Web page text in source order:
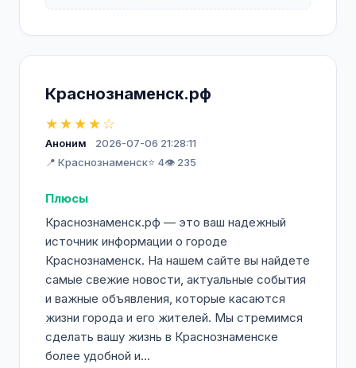
Краснознаменск.рф
★★★★☆
Аноним
2026-07-06 21:28:11
📍 Краснознаменск⭐ 4👁️ 235
Плюсы
Краснознаменск.рф — это ваш надежный
источник информации о городе
Краснознаменск. На нашем сайте вы найдете
самые свежие новости, актуальные события
и важные объявления, которые касаются
жизни города и его жителей. Мы стремимся
сделать вашу жизнь в Краснознаменске
более удобной и...